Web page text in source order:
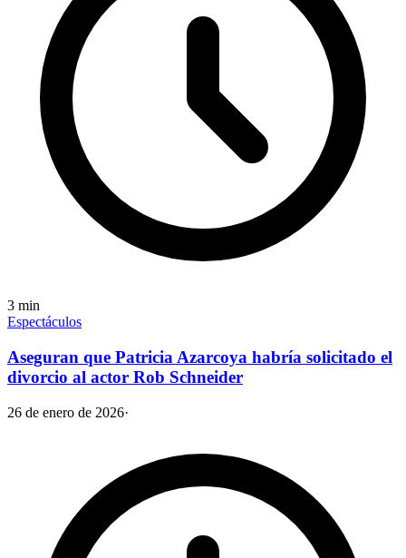
3 min
Espectáculos
Aseguran que Patricia Azarcoya habría solicitado el
divorcio al actor Rob Schneider
26 de enero de 2026·